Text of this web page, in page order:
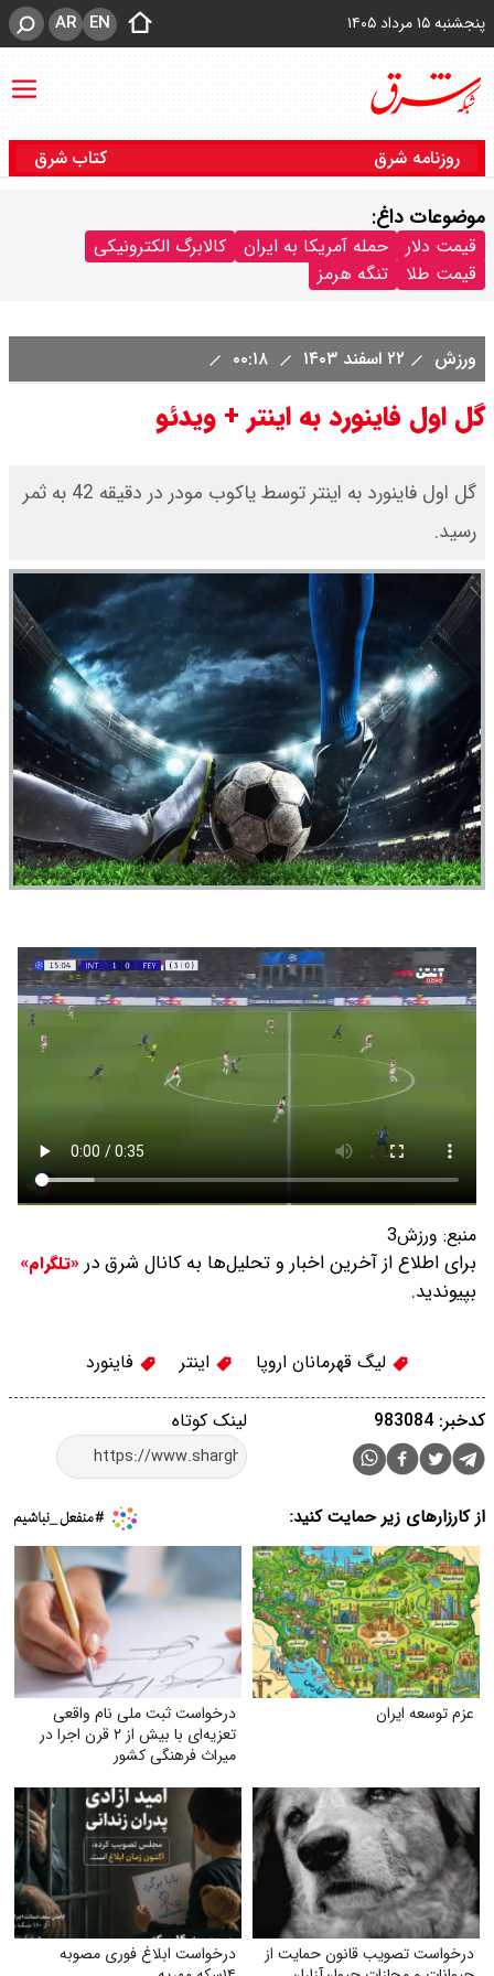
پنجشنبه ۱۵ مرداد ۱۴۰۵ EN
AR
روزنامه شرق کتاب شرق
موضوعات داغ:
قیمت دلار حمله آمریکا به ایران
کالابرگ الکترونیکی
قیمت طلا
تنگه هرمز
ورزش ۲۲ اسفند ۱۴۰۳
گل اول فاینورد به اینتر + ویدئو
گل اول فاینورد به اینتر توسط یاکوب مودر در دقیقه 42 به ثمر
رسید.
منبع: ورزش3
برای اطلاع از آخرین اخبار و تحلیل‌ها به کانال شرق در «تلگرام»
بپیوندید.
لیگ قهرمانان اروپا اینتر فاینورد
لینک کوتاه کدخبر: 983084
از کارزارهای زیر حمایت کنید:
عزم توسعه ایران
درخواست ثبت ملی نام واقعی
تعزیه‌ای با بیش از ۲ قرن اجرا در
میراث فرهنگی کشور
درخواست تصویب قانون حمایت از
درخواست ابلاغ فوری مصوبه